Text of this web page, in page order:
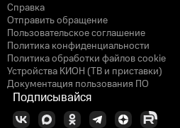
Справка
Отправить обращение
Пользовательское соглашение
Политика конфиденциальности
Политика обработки файлов cookie
Устройства КИОН (ТВ и приставки)
Документация пользования ПО
Подписывайся